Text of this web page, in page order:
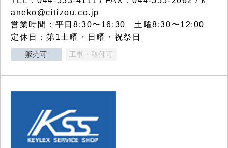
aneko@citizou.co.jp
営業時間：平日8:30〜16:30 土曜8:30〜12:00
定休日：第1土曜・日曜・祝祭日
販売可 工事・取付可